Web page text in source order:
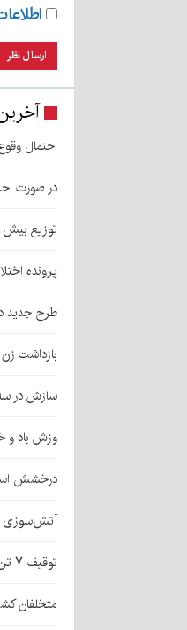
احتمال
در صورت
توزیع بیش از ۴۷۰ هزار لیتر آب میان عزاداران جامانده
پرونده
طرح جدید
بازداشت زن سارق و
سازش در سه
وزش باد و
درخشش
آتش‌سوزی
توقیف ۷ تن چوب قاچاق تاغ در رفسنجان
متخلفان